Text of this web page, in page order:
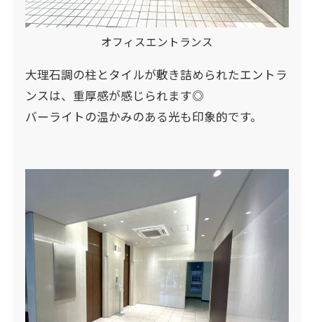
オフィスエントランス
大理石調の柱とタイルが敷き詰められたエントラ
ンスは、重厚感が感じられます◎
バーライトの温かみのある光も印象的です。